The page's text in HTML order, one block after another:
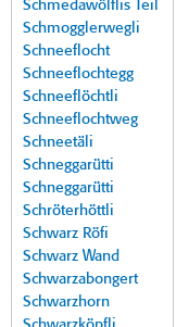
Schmedawölflis Teil
Schmogglerwegli
Schneeflocht
Schneeflochtegg
Schneeflöchtli
Schneeflochtweg
Schneetäli
Schneggarütti
Schneggarütti
Schröterhöttli
Schwarz Röfi
Schwarz Wand
Schwarzabongert
Schwarzhorn